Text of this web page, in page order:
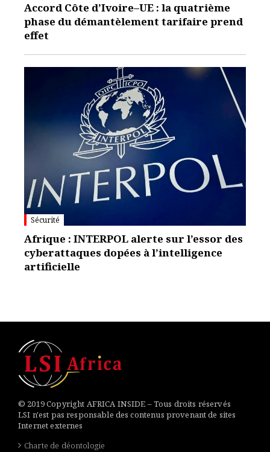
Accord Côte d’Ivoire–UE : la quatrième
phase du démantèlement tarifaire prend
effet
Sécurité
Afrique : INTERPOL alerte sur l’essor des
cyberattaques dopées à l’intelligence
artificielle
© 2019 Copyright AFRICA INSIDE – Tous droits réservés
LSI n'est pas responsable des contenus provenant de sites
Internet externes
Charte de déontologie